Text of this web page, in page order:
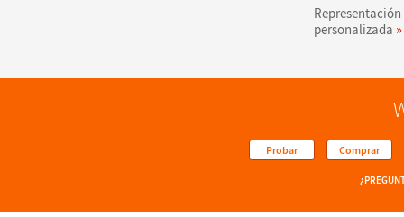
personalizada »
Probar Comprar